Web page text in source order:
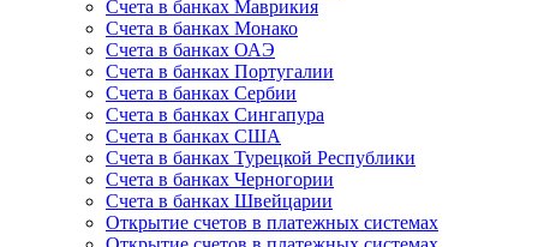
Счета в банках Маврикия
Счета в банках Монако
Счета в банках ОАЭ
Счета в банках Португалии
Счета в банках Сербии
Счета в банках Сингапура
Счета в банках США
Счета в банках Турецкой Республики
Счета в банках Черногории
Счета в банках Швейцарии
Открытие счетов в платежных системах